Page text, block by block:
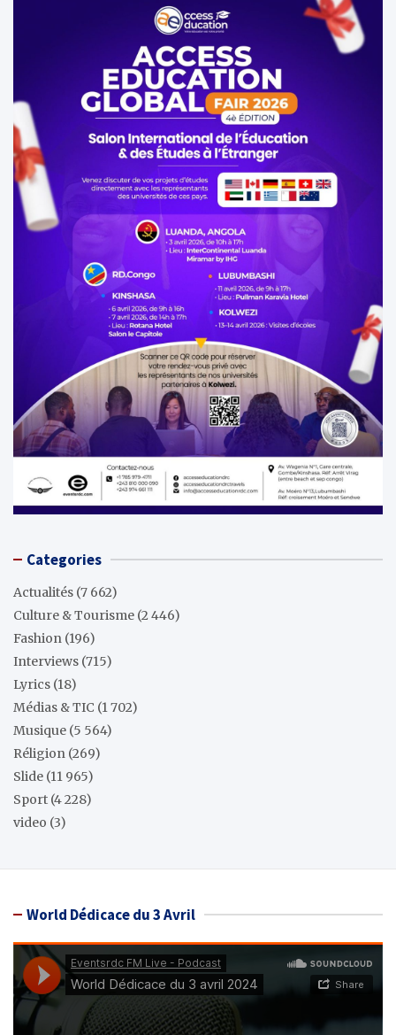
Categories
Actualités (7 662)
Culture & Tourisme (2 446)
Fashion (196)
Interviews (715)
Lyrics (18)
Médias & TIC (1 702)
Musique (5 564)
Réligion (269)
Slide (11 965)
Sport (4 228)
video (3)
World Dédicace du 3 Avril